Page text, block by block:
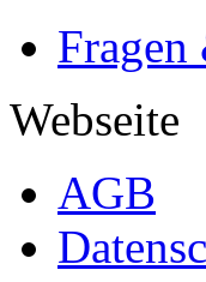
Webseite
AGB